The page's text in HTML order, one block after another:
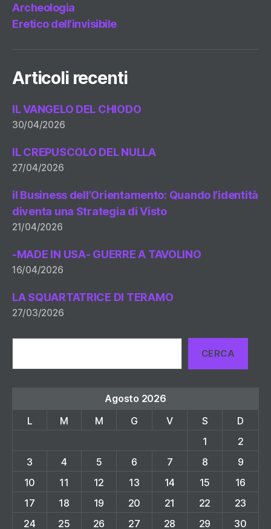
Archeologia
Eretico dell’invisibile
Articoli recenti
IL VANGELO DEL CHIODO
30/04/2026
IL CREPUSCOLO DEL NULLA
27/04/2026
il Business dell’Orientamento: Quando l’identità
diventa una Strategia di Visto
21/04/2026
-MADE IN USA- GUERRE A TAVOLINO
16/04/2026
LA SQUARTATRICE DI TERAMO
27/03/2026
CERCA
Agosto 2026
L
M M G V S
D
1
2
3
4 5 6 7 8
9
10
11 12 13 14 15
16
17
18 19 20 21 22
23
24
25 26 27 28 29 30